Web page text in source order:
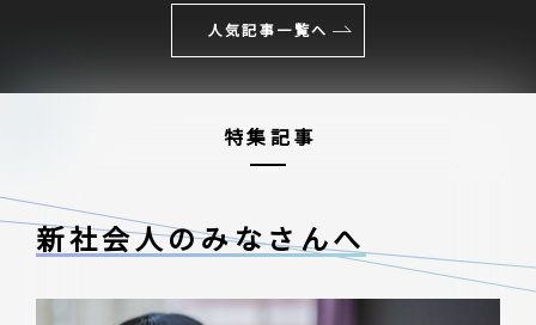
人気記事一覧へ
特集記事
新社会人のみなさんへ